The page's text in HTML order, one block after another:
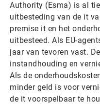
Authority (Esma) is al
uitbesteding van de it
premise it en het
uitbesteed. Als EU-
jaar van tevoren vast.
instandhouding en
Als de
minder geld is voor
de it voorspelbaar te